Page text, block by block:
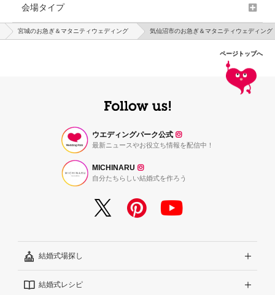
会場タイプ
宮城のお急ぎ＆マタニティウェディング 気仙沼市のお急ぎ＆マタニティウェディング
ページトップへ
ウエディングパーク公式
最新ニュースやお役立ち情報を配信中！
MICHINARU
自分たちらしい結婚式を作ろう
結婚式場探し
エリアから探す
結婚式レシピ